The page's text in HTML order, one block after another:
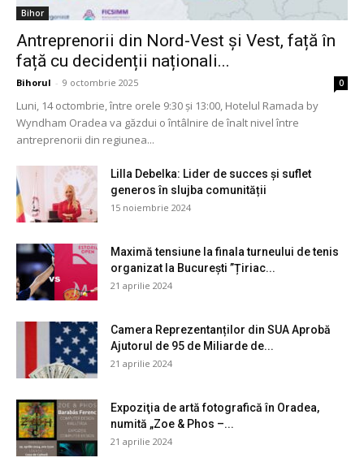
Bihor
Antreprenorii din Nord-Vest și Vest, față în
față cu decidenții naționali...
Bihorul - 9 octombrie 2025 0
Luni, 14 octombrie, între orele 9:30 și 13:00, Hotelul Ramada by
Wyndham Oradea va găzdui o întâlnire de înalt nivel între
antreprenorii din regiunea...
Lilla Debelka: Lider de succes și suflet
generos în slujba comunității
15 noiembrie 2024
Maximă tensiune la finala turneului de tenis
organizat la București ”Țiriac...
21 aprilie 2024
Camera Reprezentanților din SUA Aprobă
Ajutorul de 95 de Miliarde de...
21 aprilie 2024
Expoziţia de artă fotografică în Oradea,
numită „Zoe & Phos –...
21 aprilie 2024